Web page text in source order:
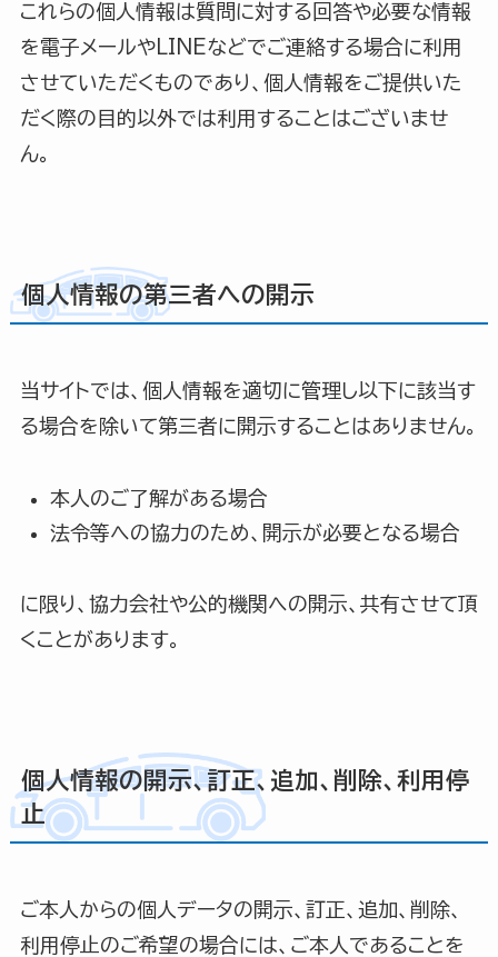
これらの個人情報は質問に対する回答や必要な情報
を電子メールやLINEなどでご連絡する場合に利用
させていただくものであり、個人情報をご提供いた
だく際の目的以外では利用することはございませ
ん。
個人情報の第三者への開示
当サイトでは、個人情報を適切に管理し以下に該当す
る場合を除いて第三者に開示することはありません。
本人のご了解がある場合
法令等への協力のため、開示が必要となる場合
に限り、協力会社や公的機関への開示、共有させて頂
くことがあります。
個人情報の開示、訂正、追加、削除、利用停
止
ご本人からの個人データの開示、訂正、追加、削除、
利用停止のご希望の場合には、ご本人であることを